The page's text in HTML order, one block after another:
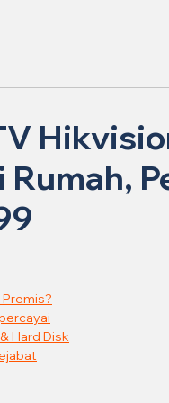
Rumah,
Premis?
Hard Disk